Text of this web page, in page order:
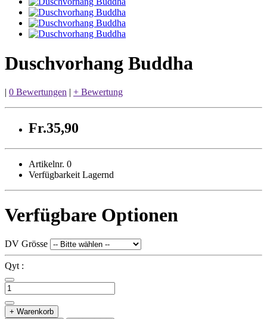
Duschvorhang Buddha
| 0 Bewertungen | + Bewertung
Fr.35,90
Artikelnr. 0
Verfügbarkeit Lagernd
Verfügbare Optionen
DV Grösse
Qyt :
+ Warenkorb